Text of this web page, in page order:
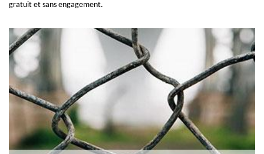
gratuit et sans engagement.